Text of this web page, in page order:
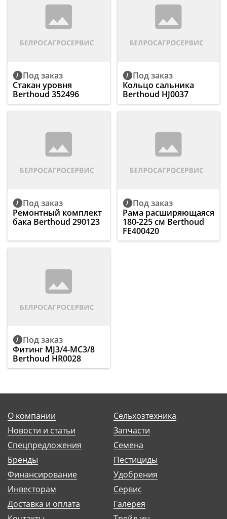
Под заказ
Стакан уровня
Berthoud 352496
Под заказ
Кольцо сальника
Berthoud HJ0037
Под заказ
Ремонтный комплект
бака Berthoud 290123
Под заказ
Рама расширяющаяся
180-225 см Berthoud
FE400420
Под заказ
Фитинг MJ3/4-MC3/8
Berthoud HR0028
О компании
Новости и статьи
Спецпредложения
Бренды
Финансирование
Инвесторам
Доставка и оплата
Сельхозтехника
Запчасти
Семена
Пестициды
Удобрения
Сервис
Галерея